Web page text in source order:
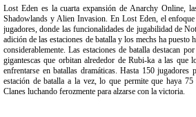
Lost Eden es la cuarta expansión de Anarchy Online,
Shadowlands y Alien Invasion. En Lost Eden, el
jugadores, donde las funcionalidades de jugabilidad de
adición de las estaciones de batalla y los mechs ha puesto
considerablemente. Las estaciones de batalla destacan
gigantescas que orbitan alrededor de Rubi-ka a las que
enfrentarse en batallas dramáticas. Hasta 150 jugadores
estación de batalla a la vez, lo que permite que haya
Clanes luchando ferozmente para alzarse con la victoria.